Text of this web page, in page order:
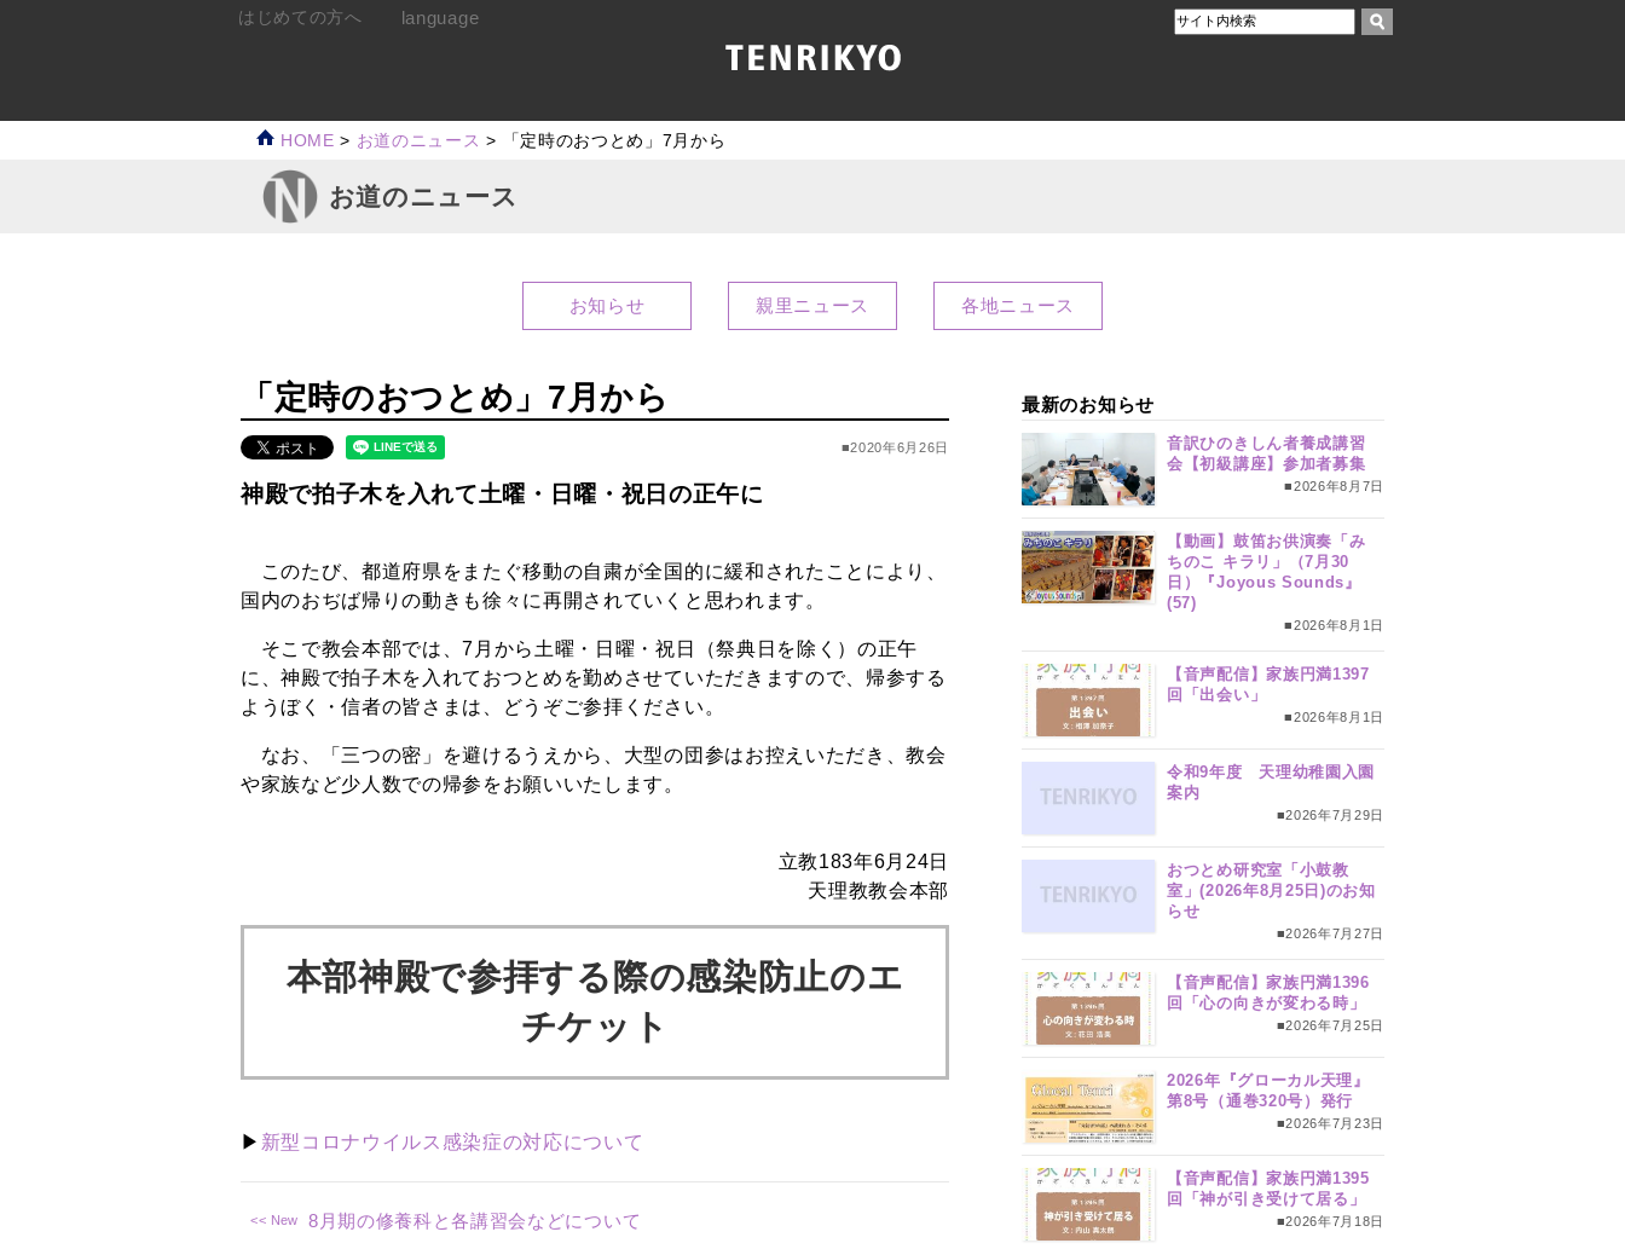
HOME > お道のニュース > 「定時のおつとめ」7月から
お道のニュース
お知らせ 親里ニュース 各地ニュース
「定時のおつとめ」7月から
■2020年6月26日
神殿で拍子木を入れて土曜・日曜・祝日の正午に
このたび、都道府県をまたぐ移動の自粛が全国的に緩和されたことにより、
国内のおぢば帰りの動きも徐々に再開されていくと思われます。
そこで教会本部では、7月から土曜・日曜・祝日（祭典日を除く）の正午
に、神殿で拍子木を入れておつとめを勤めさせていただきますので、帰参する
ようぼく・信者の皆さまは、どうぞご参拝ください。
なお、「三つの密」を避けるうえから、大型の団参はお控えいただき、教会
や家族など少人数での帰参をお願いいたします。
立教183年6月24日
天理教教会本部
本部神殿で参拝する際の感染防止のエ
チケット
▶ 新型コロナウイルス感染症の対応について
8月期の修養科と各講習会などについて
最新のお知らせ
音訳ひのきしん者養成講習
会【初級講座】参加者募集
■2026年8月7日
【動画】鼓笛お供演奏「み
ちのこ キラリ」（7月30
日）『Joyous Sounds』
(57)
■2026年8月1日
【音声配信】家族円満1397
回「出会い」
■2026年8月1日
令和9年度 天理幼稚園入園
案内
■2026年7月29日
おつとめ研究室「小鼓教
室」(2026年8月25日)のお知
らせ
■2026年7月27日
【音声配信】家族円満1396
回「心の向きが変わる時」
■2026年7月25日
2026年『グローカル天理』
第8号（通巻320号）発行
■2026年7月23日
【音声配信】家族円満1395
回「神が引き受けて居る」
■2026年7月18日
はじめての方へ language